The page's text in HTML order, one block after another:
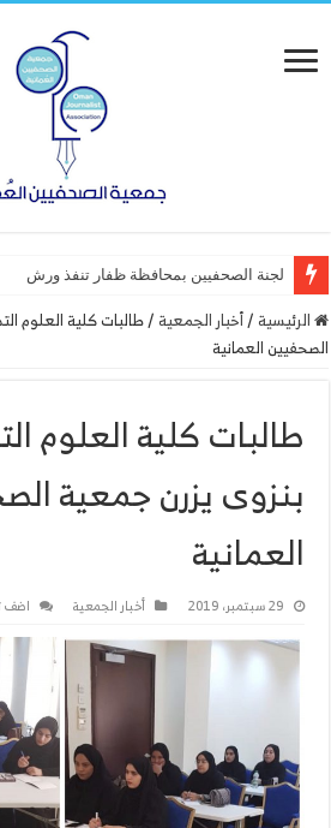
لجنة الصحفيين بمحافظة ظفار تنفذ ورشة
الرئيسية /أخبار الجمعية /طالبات كلية العلوم
الصحفيين العمانية
طالبات كلية العلوم
بنزوى يزرن جمعية
العمانية
29 سبتمبر، 2019 أخبار الجمعية اضف